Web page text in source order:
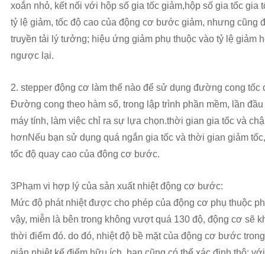
xoắn nhỏ, kết nối với hộp số gia tốc giảm,hộp số gia tốc
tỷ lệ giảm, tốc độ cao của động cơ bước giảm, nhưng cũng
truyền tải lý tưởng; hiệu ứng giảm phụ thuộc vào tỷ lệ giảm
ngược lại.
2. stepper động cơ làm thế nào để sử dụng đường cong tốc
Đường cong theo hàm số, trong lập trình phần mềm, lần
máy tính, làm việc chỉ ra sự lựa chọn.thời gian gia tốc và
hơnNếu bạn sử dụng quá ngắn gia tốc và thời gian giảm
tốc độ quay cao của động cơ bước.
3Phạm vi hợp lý của sản xuất nhiệt động cơ bước:
Mức độ phát nhiệt được cho phép của động cơ phụ thuộc
vậy, miễn là bên trong không vượt quá 130 độ, động cơ sẽ
thời điểm đó. do đó, nhiệt độ bề mặt của động cơ bước